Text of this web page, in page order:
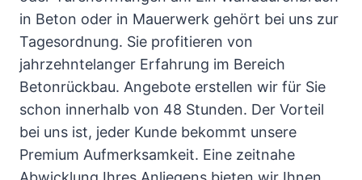
in Beton oder in Mauerwerk gehört bei uns zur
Tagesordnung. Sie profitieren von
jahrzehntelanger Erfahrung im Bereich
Betonrückbau. Angebote erstellen wir für Sie
schon innerhalb von 48 Stunden. Der Vorteil
bei uns ist, jeder Kunde bekommt unsere
Premium Aufmerksamkeit. Eine zeitnahe